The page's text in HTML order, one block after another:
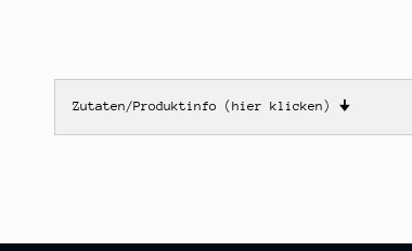
Zutaten/Produktinfo (hier klicken) 🠋